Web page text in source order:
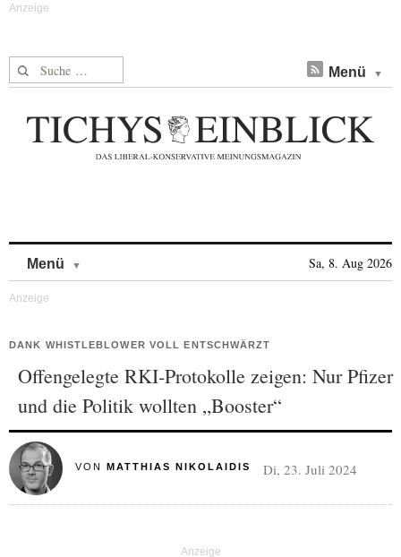
Suche nach: Menü
Menü Sa, 8. Aug 2026
DANK WHISTLEBLOWER VOLL ENTSCHWÄRZT
Offengelegte RKI-Protokolle zeigen: Nur Pfizer
und die Politik wollten „Booster“
VON MATTHIAS NIKOLAIDIS Di, 23. Juli 2024